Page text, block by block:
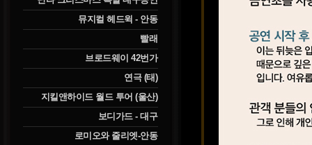
뮤지컬 헤드윅 - 안동
빨래
브로드웨이 42번가
연극 (태)
지킬앤하이드 월드 투어 (울산)
보디가드 - 대구
로미오와 줄리엣-안동